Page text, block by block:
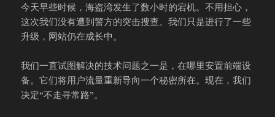
今天早些时候，海盗湾发生了数小时的宕机。不用担心，
这次我们没有遭到警方的突击搜查。我们只是进行了一些
升级，网站仍在成长中。
我们一直试图解决的技术问题之一是，在哪里安置前端设
备。它们将用户流量重新导向一个秘密所在。现在，我们
决定“不走寻常路”。